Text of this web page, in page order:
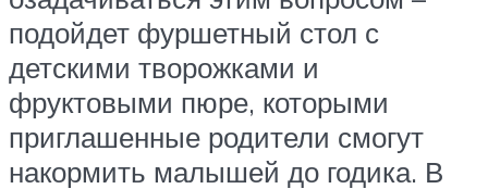
подойдет фуршетный стол с
детскими творожками и
фруктовыми пюре, которыми
приглашенные родители смогут
накормить малышей до годика. В